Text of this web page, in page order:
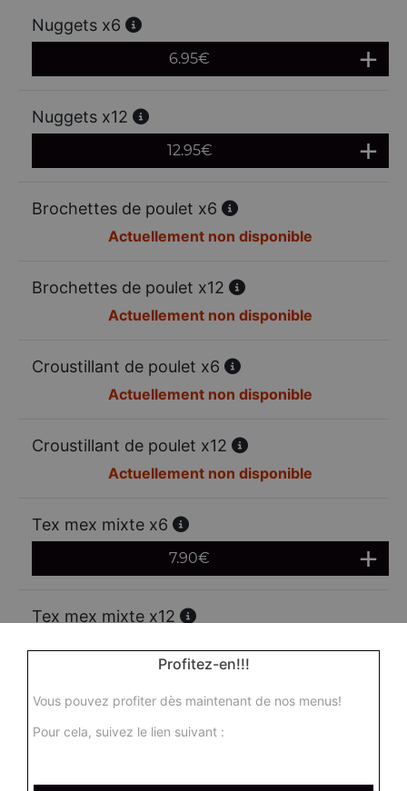
Nuggets x6
6.95€
Nuggets x12
12.95€
Brochettes de poulet x6
Actuellement non disponible
Brochettes de poulet x12
Actuellement non disponible
Croustillant de poulet x6
Actuellement non disponible
Croustillant de poulet x12
Actuellement non disponible
Tex mex mixte x6
7.90€
Tex mex mixte x12
13.00€
Mozzarella sticks x6
6.95 €
Profitez-en!!!
Vous pouvez profiter dès maintenant de nos menus!
Pour cela, suivez le lien suivant :